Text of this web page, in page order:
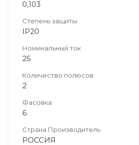
0,103
Степень защиты
IP20
Номинальный ток
25
Количество полюсов
2
Фасовка
6
Страна Производитель
РОССИЯ